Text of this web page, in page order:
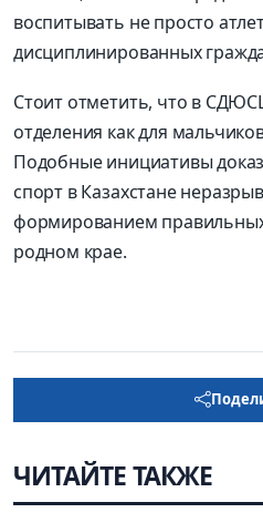
воспитывать не просто
дисциплинированных
Стоит отметить, что в
отделения как для
Подобные инициативы
спорт в Казахстане
формированием
родном крае.
ЧИТАЙТЕ ТАКЖЕ